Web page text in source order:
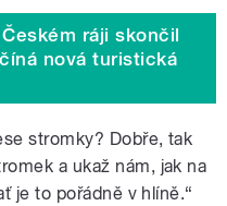
ráji skončil
nová turistická
stromky? Dobře, tak
a ukaž nám, jak na
je to pořádně v hlíně.“